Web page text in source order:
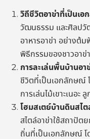
วิถีชีวิตอาข่าที่เป็นเ
วัฒนธรรม และศิลปวั
อาหารอาข่า อย่างต้
พิธีกรรมของชาวอาข่า
การละเล่นพื้นบ้านอา
ชีวิตที่เป็นเอกลักษณ์
การเล่นไม้เขาะเนอะ
โฮมสเตย์บ้านดินส
สไตล์อาข่าใช้สถาปัต
ถิ่นที่เป็นเอกลักษณ์